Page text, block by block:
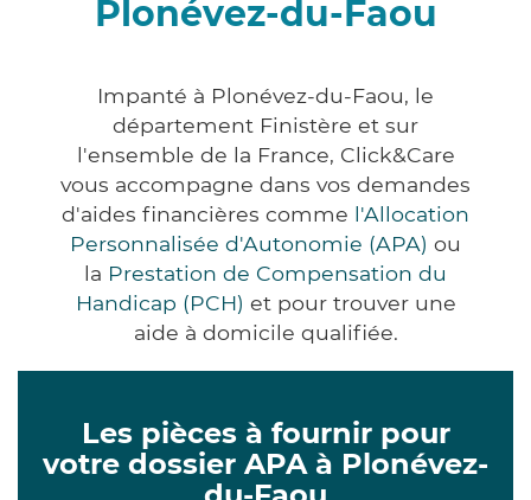
Plonévez-du-Faou
Impanté à Plonévez-du-Faou, le
département Finistère et sur
l'ensemble de la France, Click&Care
vous accompagne dans vos demandes
d'aides financières comme l'Allocation
Personnalisée d'Autonomie (APA) ou
la Prestation de Compensation du
Handicap (PCH) et pour trouver une
aide à domicile qualifiée.
Les pièces à fournir pour
votre dossier APA à Plonévez-